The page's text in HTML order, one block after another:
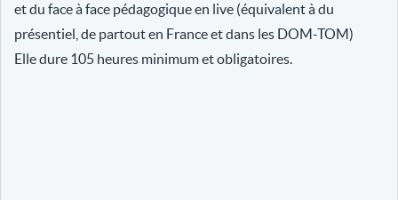
et du face à face pédagogique en live (équivalent à du
présentiel, de partout en France et dans les DOM-TOM)
Elle dure 105 heures minimum et obligatoires.